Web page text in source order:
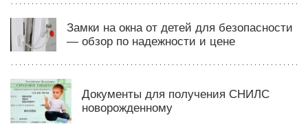
Замки на окна от детей для безопасности
— обзор по надежности и цене
Документы для получения СНИЛС
новорожденному